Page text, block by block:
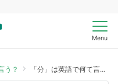
Menu
う？ 「分」は英語で何て言う？「時間」「秒」と合わせて語源も含めて解説します！